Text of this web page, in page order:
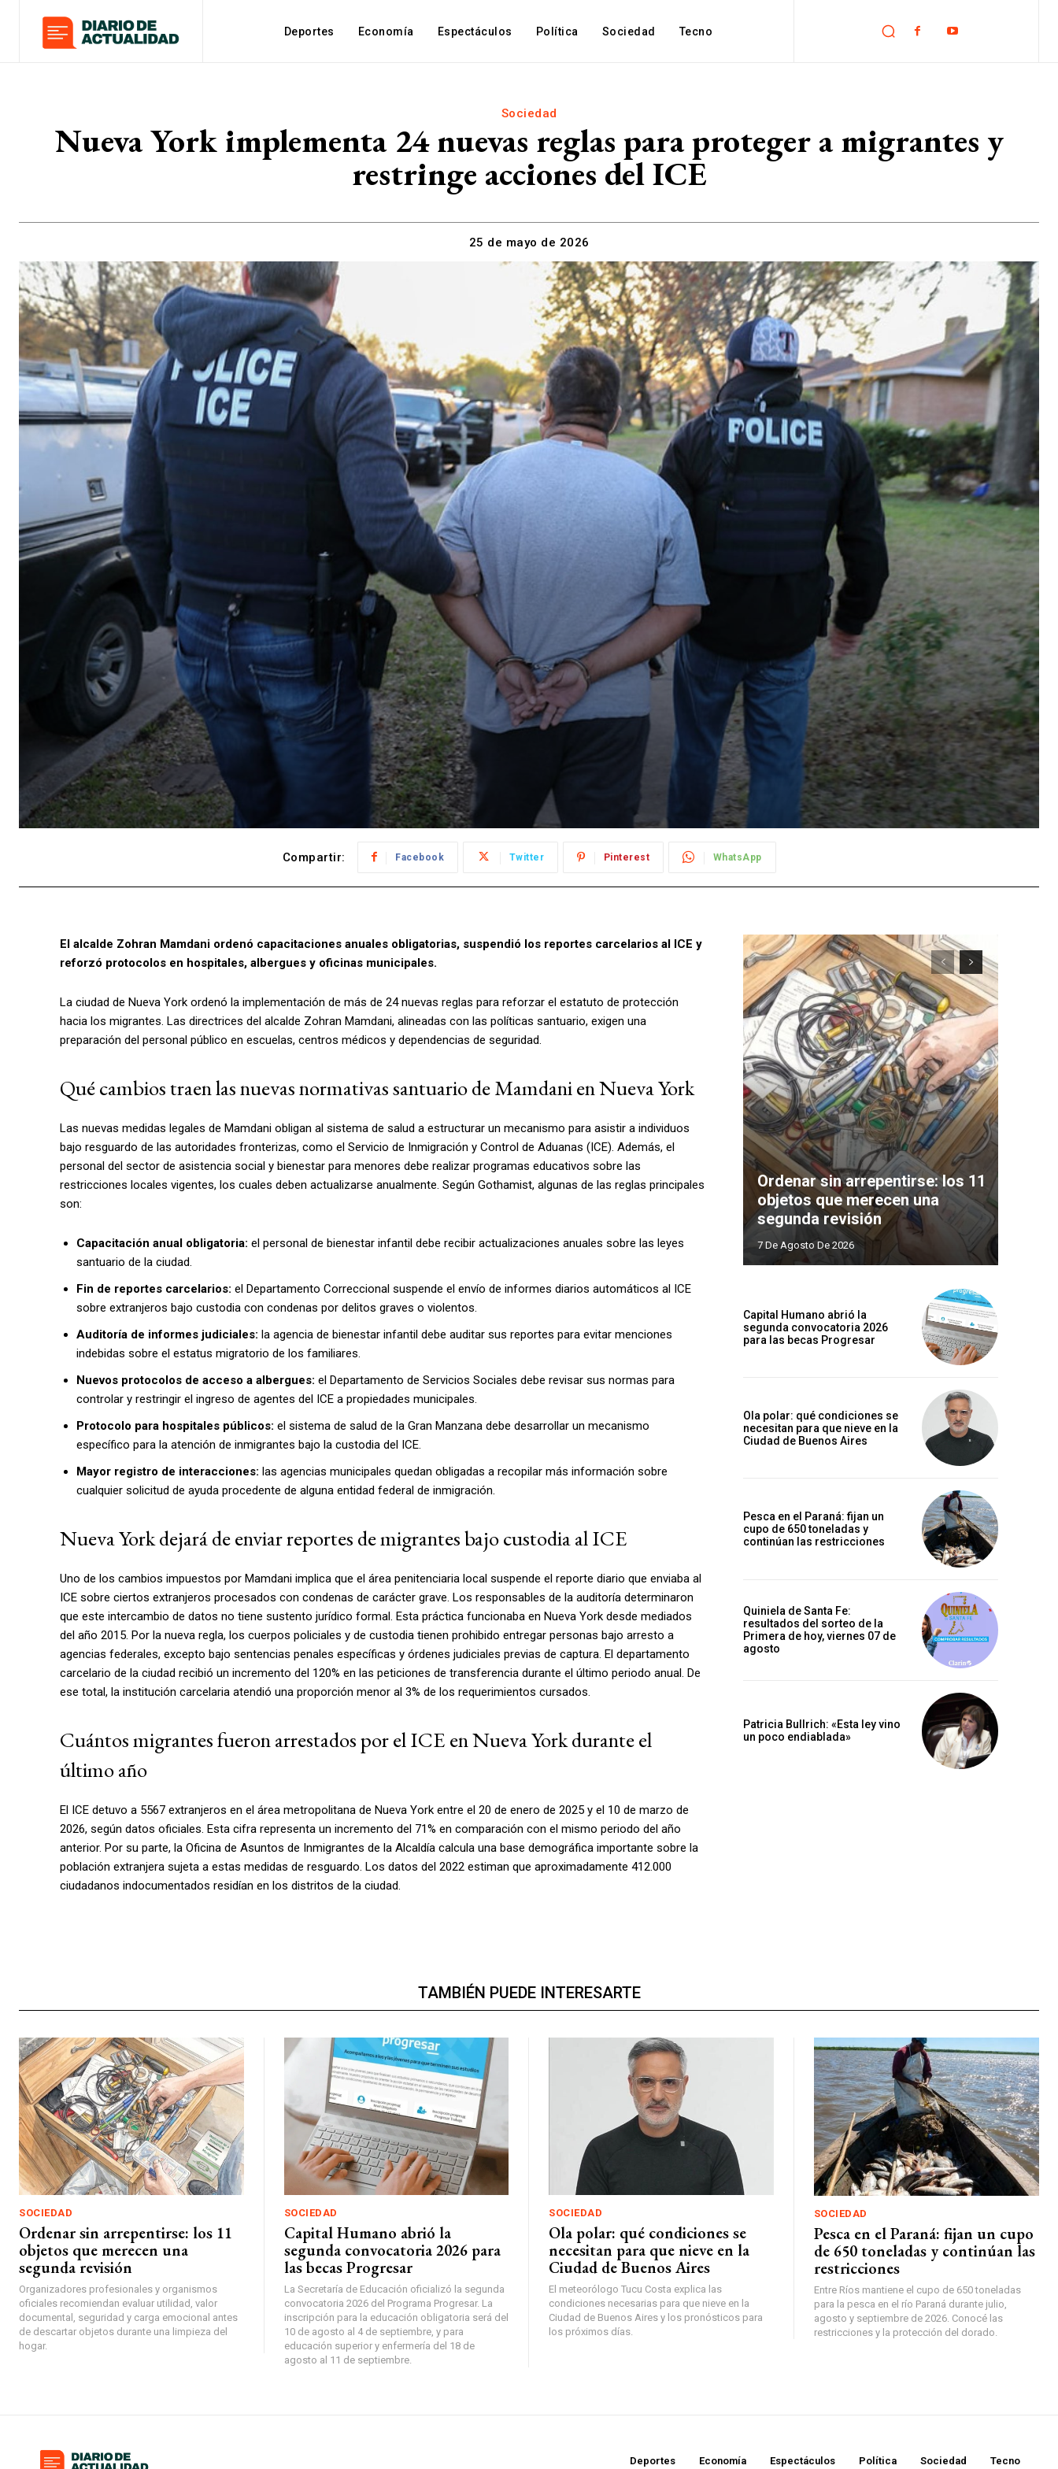
Deportes Economía Espectáculos Política Sociedad Tecno
Sociedad
Nueva York implementa 24 nuevas reglas para proteger a migrantes y
restringe acciones del ICE
25 de mayo de 2026
Compartir: Facebook Twitter Pinterest WhatsApp
El alcalde Zohran Mamdani ordenó capacitaciones anuales obligatorias, suspendió los reportes carcelarios al ICE y
reforzó protocolos en hospitales, albergues y oficinas municipales.
La ciudad de Nueva York ordenó la implementación de más de 24 nuevas reglas para reforzar el estatuto de protección
hacia los migrantes. Las directrices del alcalde Zohran Mamdani, alineadas con las políticas santuario, exigen una
preparación del personal público en escuelas, centros médicos y dependencias de seguridad.
Qué cambios traen las nuevas normativas santuario de Mamdani en Nueva York
Las nuevas medidas legales de Mamdani obligan al sistema de salud a estructurar un mecanismo para asistir a individuos
bajo resguardo de las autoridades fronterizas, como el Servicio de Inmigración y Control de Aduanas (ICE). Además, el
personal del sector de asistencia social y bienestar para menores debe realizar programas educativos sobre las
restricciones locales vigentes, los cuales deben actualizarse anualmente. Según Gothamist, algunas de las reglas principales
son:
Capacitación anual obligatoria: el personal de bienestar infantil debe recibir actualizaciones anuales sobre las leyes
santuario de la ciudad.
Fin de reportes carcelarios: el Departamento Correccional suspende el envío de informes diarios automáticos al ICE
sobre extranjeros bajo custodia con condenas por delitos graves o violentos.
Auditoría de informes judiciales: la agencia de bienestar infantil debe auditar sus reportes para evitar menciones
indebidas sobre el estatus migratorio de los familiares.
Nuevos protocolos de acceso a albergues: el Departamento de Servicios Sociales debe revisar sus normas para
controlar y restringir el ingreso de agentes del ICE a propiedades municipales.
Protocolo para hospitales públicos: el sistema de salud de la Gran Manzana debe desarrollar un mecanismo
específico para la atención de inmigrantes bajo la custodia del ICE.
Mayor registro de interacciones: las agencias municipales quedan obligadas a recopilar más información sobre
cualquier solicitud de ayuda procedente de alguna entidad federal de inmigración.
Nueva York dejará de enviar reportes de migrantes bajo custodia al ICE
Uno de los cambios impuestos por Mamdani implica que el área penitenciaria local suspende el reporte diario que enviaba al
ICE sobre ciertos extranjeros procesados con condenas de carácter grave. Los responsables de la auditoría determinaron
que este intercambio de datos no tiene sustento jurídico formal. Esta práctica funcionaba en Nueva York desde mediados
del año 2015. Por la nueva regla, los cuerpos policiales y de custodia tienen prohibido entregar personas bajo arresto a
agencias federales, excepto bajo sentencias penales específicas y órdenes judiciales previas de captura. El departamento
carcelario de la ciudad recibió un incremento del 120% en las peticiones de transferencia durante el último periodo anual. De
ese total, la institución carcelaria atendió una proporción menor al 3% de los requerimientos cursados.
Cuántos migrantes fueron arrestados por el ICE en Nueva York durante el
último año
El ICE detuvo a 5567 extranjeros en el área metropolitana de Nueva York entre el 20 de enero de 2025 y el 10 de marzo de
2026, según datos oficiales. Esta cifra representa un incremento del 71% en comparación con el mismo periodo del año
anterior. Por su parte, la Oficina de Asuntos de Inmigrantes de la Alcaldía calcula una base demográfica importante sobre la
población extranjera sujeta a estas medidas de resguardo. Los datos del 2022 estiman que aproximadamente 412.000
ciudadanos indocumentados residían en los distritos de la ciudad.
Ordenar sin arrepentirse: los 11
objetos que merecen una
segunda revisión
7 De Agosto De 2026
Capital Humano abrió la
segunda convocatoria 2026
para las becas Progresar
Ola polar: qué condiciones se
necesitan para que nieve en la
Ciudad de Buenos Aires
Pesca en el Paraná: fijan un
cupo de 650 toneladas y
continúan las restricciones
Quiniela de Santa Fe:
resultados del sorteo de la
Primera de hoy, viernes 07 de
agosto
Patricia Bullrich: «Esta ley vino
un poco endiablada»
TAMBIÉN PUEDE INTERESARTE
SOCIEDAD
Ordenar sin arrepentirse: los 11
objetos que merecen una
segunda revisión
Organizadores profesionales y organismos
oficiales recomiendan evaluar utilidad, valor
documental, seguridad y carga emocional antes
de descartar objetos durante una limpieza del
hogar.
SOCIEDAD
Capital Humano abrió la
segunda convocatoria 2026 para
las becas Progresar
La Secretaría de Educación oficializó la segunda
convocatoria 2026 del Programa Progresar. La
inscripción para la educación obligatoria será del
10 de agosto al 4 de septiembre, y para
educación superior y enfermería del 18 de
agosto al 11 de septiembre.
SOCIEDAD
Ola polar: qué condiciones se
necesitan para que nieve en la
Ciudad de Buenos Aires
El meteorólogo Tucu Costa explica las
condiciones necesarias para que nieve en la
Ciudad de Buenos Aires y los pronósticos para
los próximos días.
SOCIEDAD
Pesca en el Paraná: fijan un cupo
de 650 toneladas y continúan las
restricciones
Entre Ríos mantiene el cupo de 650 toneladas
para la pesca en el río Paraná durante julio,
agosto y septiembre de 2026. Conocé las
restricciones y la protección del dorado.
Deportes Economía Espectáculos Política Sociedad Tecno